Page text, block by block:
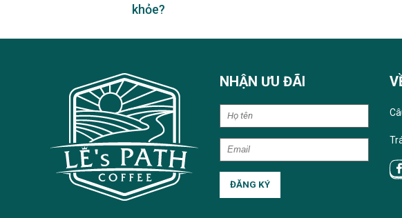
khỏe?
NHẬN ƯU ĐÃI